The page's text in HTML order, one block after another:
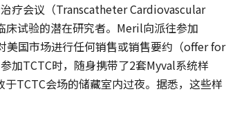
疗会议（Transcatheter Cardiovascular
试验的潜在研究者。Meril向派往参加
美国市场进行任何销售或销售要约（offer for
加TCTC时，随身携带了2套Myval系统样
TCTC会场的储藏室内过夜。据悉，这些样